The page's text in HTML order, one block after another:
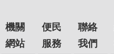
機關
網站
便民
服務
聯絡
我們